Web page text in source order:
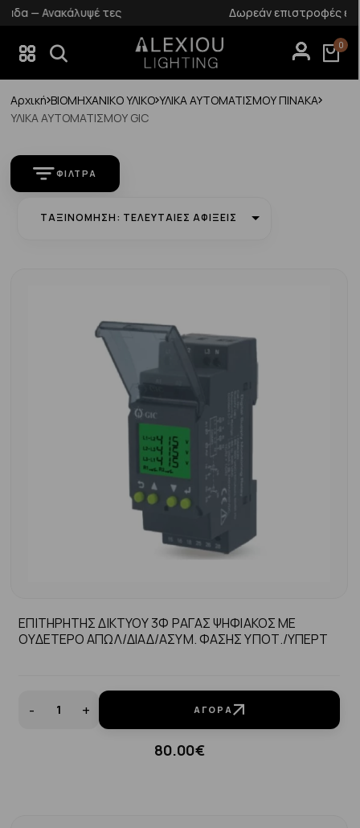
Δωρεάν επιστροφές εντός 14 ημερών
0
Αρχική ΒΙΟΜΗΧΑΝΙΚΟ ΥΛΙΚΟ ΥΛΙΚΑ ΑΥΤΟΜΑΤΙΣΜΟΥ ΠΙΝΑΚΑ
ΥΛΙΚΑ ΑΥΤΟΜΑΤΙΣΜΟΥ GIC
ΦΊΛΤΡΑ
ΤΑΞΙΝΌΜΗΣΗ: ΤΕΛΕΥΤΑΊΕΣ ΑΦΊΞΕΙΣ
ΕΠΙΤΗΡΗΤΗΣ ΔΙΚΤΥΟΥ 3Φ ΡΑΓΑΣ ΨΗΦΙΑΚΟΣ ΜΕ
ΟΥΔΕΤΕΡΟ ΑΠΩΛ/ΔΙΑΔ/ΑΣΥΜ. ΦΑΣΗΣ ΥΠΟΤ./ΥΠΕΡΤ
- + ΑΓΟΡΆ
80.00€